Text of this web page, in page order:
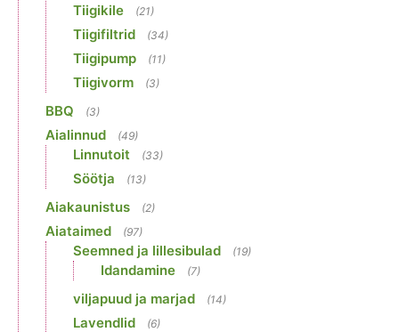
Tiigikile (21)
Tiigifiltrid (34)
Tiigipump (11)
Tiigivorm (3)
BBQ (3)
Aialinnud (49)
Linnutoit (33)
Söötja (13)
Aiakaunistus (2)
Aiataimed (97)
Seemned ja lillesibulad (19)
Idandamine (7)
viljapuud ja marjad (14)
Lavendlid (6)